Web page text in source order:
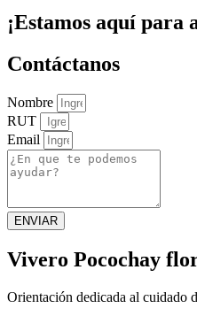
¡Estamos aquí para
Contáctanos
Nombre
RUT
Email
ENVIAR
Vivero Pocochay
Orientación dedicada al cuidado